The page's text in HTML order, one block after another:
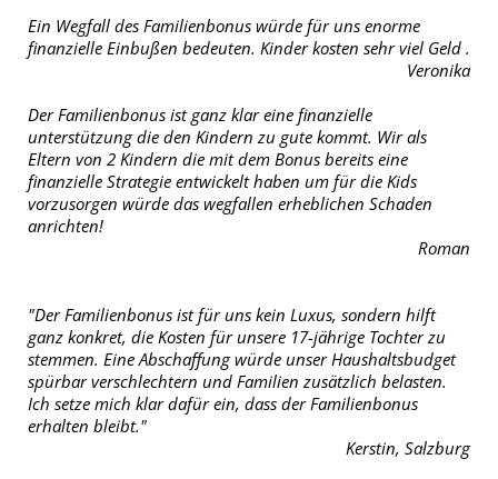
Ein Wegfall des Familienbonus würde für uns enorme
finanzielle Einbußen bedeuten. Kinder kosten sehr viel Geld .
Veronika
Der Familienbonus ist ganz klar eine finanzielle
unterstützung die den Kindern zu gute kommt. Wir als
Eltern von 2 Kindern die mit dem Bonus bereits eine
finanzielle Strategie entwickelt haben um für die Kids
vorzusorgen würde das wegfallen erheblichen Schaden
anrichten!
Roman
"Der Familienbonus ist für uns kein Luxus, sondern hilft
ganz konkret, die Kosten für unsere 17-jährige Tochter zu
stemmen. Eine Abschaffung würde unser Haushaltsbudget
spürbar verschlechtern und Familien zusätzlich belasten.
Ich setze mich klar dafür ein, dass der Familienbonus
erhalten bleibt."
Kerstin, Salzburg